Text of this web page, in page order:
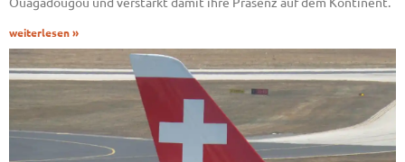
weiterlesen »